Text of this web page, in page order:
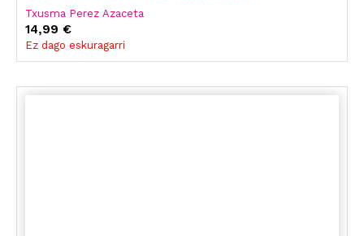
Txusma Perez Azaceta
14,99 €
Ez dago eskuragarri